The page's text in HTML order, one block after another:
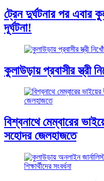
ট্রেন দুর্ঘটনার পর এবার
দূর্ঘটনা!
কুলাউড়ায় প্রবাসীর স্ত্রী
বিশ্বনাথে মেম্বারের
সহোদর জেলহাজতে